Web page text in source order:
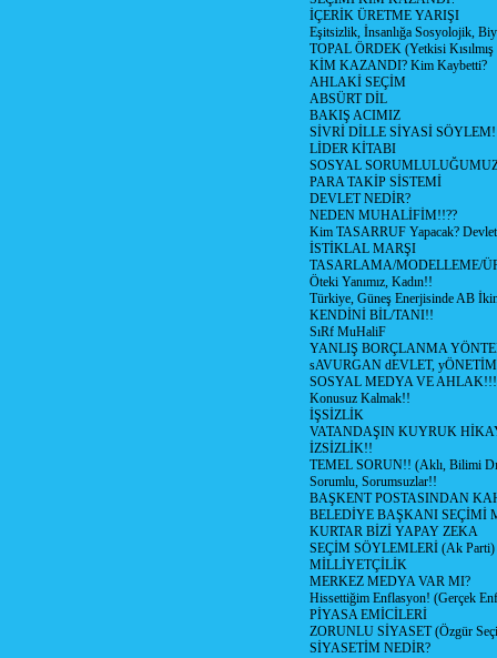
İÇERİK ÜRETME YARIŞI
Eşitsizlik, İnsanlığa Sosyolojik,
TOPAL ÖRDEK (Yetkisi
KİM KAZANDI? Kim Kaybetti?
AHLAKİ SEÇİM
ABSÜRT DİL
BAKIŞ ACIMIZ
SİVRİ DİLLE SİYASİ
LİDER KİTABI
SOSYAL
PARA TAKİP SİSTEMİ
DEVLET NEDİR?
NEDEN MUHALİFİM!!??
Kim TASARRUF Yapacak? Devlet
İSTİKLAL MARŞI
TASARLAMA/MODELLEME/
Öteki Yanımız, Kadın!!
Türkiye, Güneş Enerjisinde AB
KENDİNİ BİL/TANI!!
SıRf MuHaliF
YANLIŞ BORÇLANMA
sAVURGAN dEVLET,
SOSYAL MEDYA VE AHLAK!!!
Konusuz Kalmak!!
İŞSİZLİK
VATANDAŞIN KUYRUK
İZSİZLİK!!
TEMEL SORUN!! (Aklı, Bilimi
Sorumlu, Sorumsuzlar!!
BAŞKENT POSTASINDAN
BELEDİYE BAŞKANI SEÇİMİ
KURTAR BİZİ YAPAY ZEKA
SEÇİM SÖYLEMLERİ (Ak Parti)
MİLLİYETÇİLİK
MERKEZ MEDYA VAR MI?
Hissettiğim Enflasyon! (Gerçek
PİYASA EMİCİLERİ
ZORUNLU SİYASET (Özgür
SİYASETİM NEDİR?